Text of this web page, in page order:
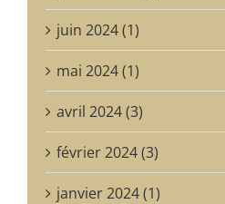
juin 2024 (1)
mai 2024 (1)
avril 2024 (3)
février 2024 (3)
janvier 2024 (1)